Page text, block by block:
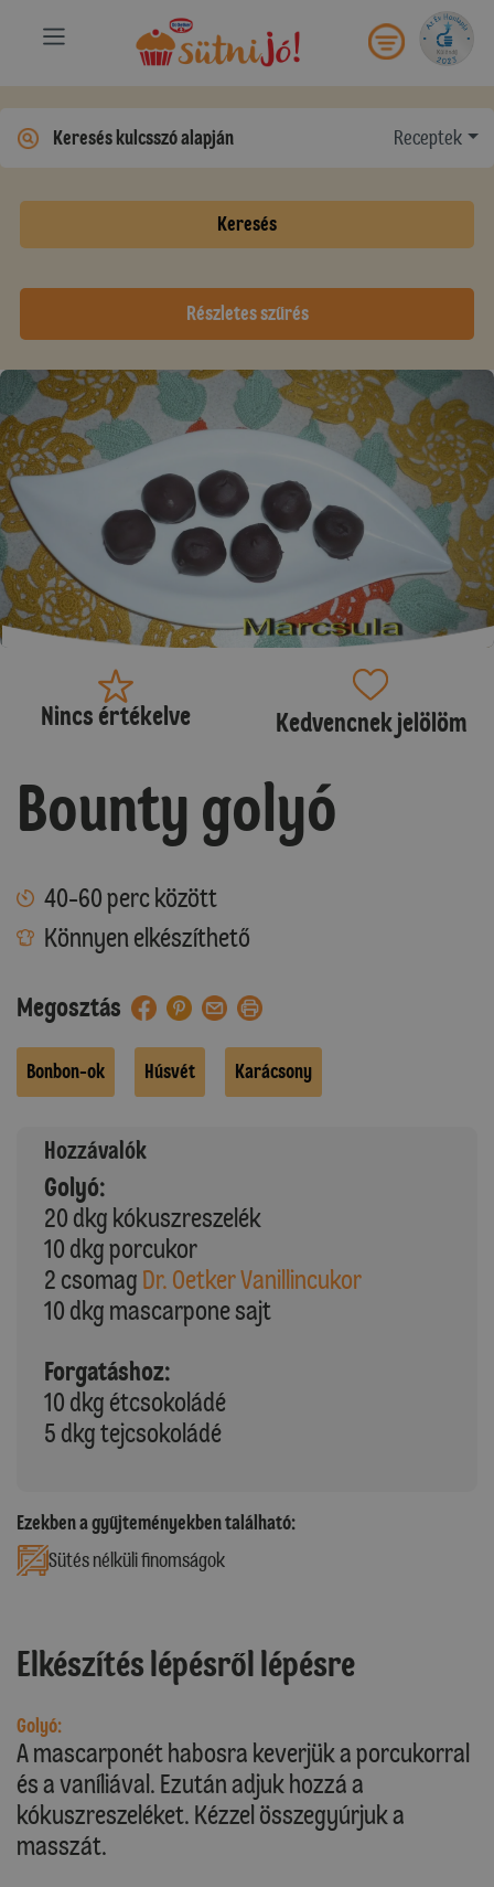
Receptek
Keresés
Részletes szűrés
Nincs értékelve Kedvencnek jelölöm
Bounty golyó
40-60 perc között
Könnyen elkészíthető
Megosztás
Bonbon-ok Húsvét Karácsony
Hozzávalók
Golyó:
20 dkg kókuszreszelék
10 dkg porcukor
2 csomag Dr. Oetker Vanillincukor
10 dkg mascarpone sajt
Forgatáshoz:
10 dkg étcsokoládé
5 dkg tejcsokoládé
Ezekben a gyűjteményekben található:
Sütés nélküli finomságok
Elkészítés lépésről lépésre
Golyó:
A mascarponét habosra keverjük a porcukorral
és a vaníliával. Ezután adjuk hozzá a
kókuszreszeléket. Kézzel összegyúrjuk a
masszát.